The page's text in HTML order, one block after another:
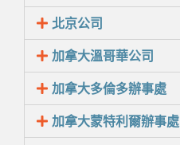
北京公司
加拿大溫哥華公司
加拿大多倫多辦事處
加拿大蒙特利爾辦事處